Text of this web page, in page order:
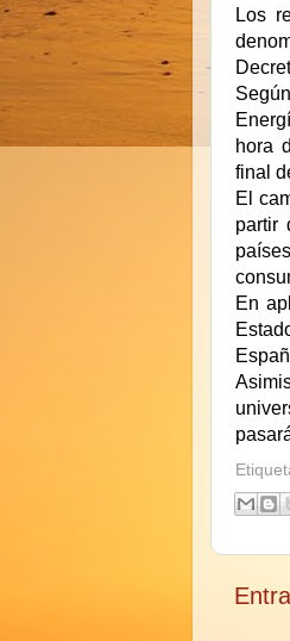
Los
hora
final
El
partir
En